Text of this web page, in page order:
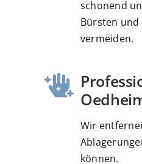
schonend
Bürsten und
vermeiden.
Wir
können.